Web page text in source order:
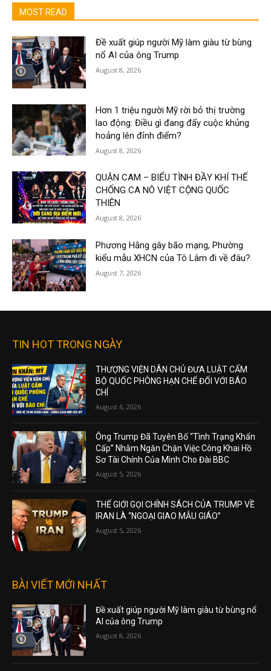
MOST READ
Đề xuất giúp người Mỹ làm giàu từ bùng
nổ AI của ông Trump
August 8, 2026
Hơn 1 triệu người Mỹ rời bỏ thị trường
lao động: Điều gì đang đẩy cuộc khủng
hoảng lên đỉnh điểm?
August 8, 2026
QUẬN CAM – BIỂU TÌNH ĐẦY KHÍ THẾ
CHỐNG CA NÔ VIỆT CỘNG QUỐC
THIÊN
August 8, 2026
Phương Hằng gây bão mạng, Phường
kiểu mẫu XHCN của Tô Lâm đi về đâu?
August 7, 2026
TIN HOT TRONG NGÀY
THƯỢNG VIỆN DÂN CHỦ ĐƯA LUẬT CẤM
BỘ QUỐC PHÒNG HẠN CHẾ ĐỐI VỚI BÁO
CHÍ
August 6, 2026
Ông Trump Đã Tuyên Bố “Tình Trạng Khẩn
Cấp” Nhằm Ngăn Chặn Việc Công Khai Hồ
Sơ Tài Chính Của Mình Cho Đài BBC
August 5, 2026
THẾ GIỚI GỌI CHÍNH SÁCH CỦA TRUMP VỀ
IRAN LÀ “NGOẠI GIAO MẪU GIÁO”
August 5, 2026
BÀI VIẾT MỚI NHẤT
Đề xuất giúp người Mỹ làm giàu từ bùng nổ
AI của ông Trump
August 8, 2026